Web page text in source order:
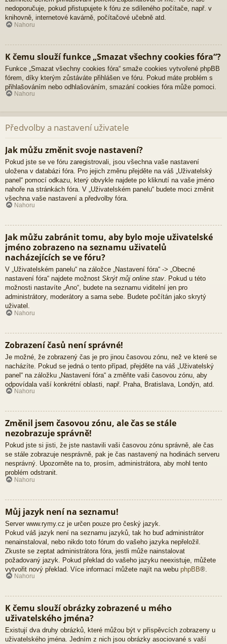
nedoporučuje, pokud přistupujete k fóru ze sdíleného počítače, např. v
knihovně, internetové kavárně, počítačové učebně atd.
Nahoru
K čemu slouží funkce „Smazat všechny cookies fóra“?
Funkce „Smazat všechny cookies fóra“ smaže cookies vytvořené phpBB
fórem, díky kterým zůstáváte přihlášen ve fóru. Pokud máte problém s
přihlašováním nebo odhlašováním, smazání cookies fóra může pomoci.
Nahoru
Předvolby a nastavení uživatele
Jak můžu změnit svoje nastavení?
Pokud jste se ve fóru zaregistrovali, jsou všechna vaše nastavení
uložena v databázi fóra. Pro jejich změnu přejděte na váš „Uživatelský
panel“ pomocí odkazu, který obvykle najdete po kliknutí na vaše jméno
nahoře na stránkách fóra. V „Uživatelském panelu“ budete moci změnit
všechna vaše nastavení a předvolby fóra.
Nahoru
Jak můžu zabránit tomu, aby bylo moje uživatelské
jméno zobrazeno na seznamu uživatelů
nacházejících se ve fóru?
V „Uživatelském panelu“ na záložce „Nastavení fóra“ -> „Obecné
nastavení fóra“ najdete možnost Skrýt můj online stav. Pokud u této
možnosti nastavíte „Ano“, budete na seznamu viditelní jen pro
administrátory, moderátory a sama sebe. Budete počítán jako skrytý
uživatel.
Nahoru
Zobrazení časů není správné!
Je možné, že zobrazený čas je pro jinou časovou zónu, než ve které se
nacházíte. Pokud se jedná o tento případ, přejděte na váš „Uživatelský
panel“ na záložku „Nastavení fóra“ a změňte vaši časovou zónu, aby
odpovídala vaší konkrétní oblasti, např. Praha, Bratislava, Londýn, atd.
Nahoru
Změnil jsem časovou zónu, ale čas se stále
nezobrazuje správně!
Pokud jste si jisti, že jste nastavili vaši časovou zónu správně, ale čas
se stále zobrazuje nesprávně, pak je čas nastavený na hodinách serveru
nesprávný. Upozorněte na to, prosím, administrátora, aby mohl tento
problém odstranit.
Nahoru
Můj jazyk není na seznamu!
Server www.rymy.cz je určen pouze pro český jazyk.
Pokud váš jazyk není na seznamu jazyků, tak ho buď administrátor
nenainstaloval, nebo nikdo toto fórum do vašeho jazyka nepřeložil.
Zkuste se zeptat administrátora fóra, jestli může nainstalovat
požadovaný jazyk. Pokud překlad do vašeho jazyku neexistuje, můžete
vytvořit nový překlad. Více informací můžete najít na webu phpBB®.
Nahoru
K čemu slouží obrázky zobrazené u mého
uživatelského jména?
Existují dva druhy obrázků, které můžou být v příspěvcích zobrazeny u
uživatelského jména. Jedním z nich jsou obrázky asociované s vaší